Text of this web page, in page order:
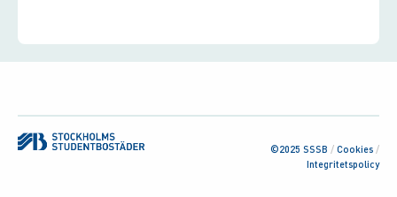
©2025 SSSB / Cookies /
Integritetspolicy